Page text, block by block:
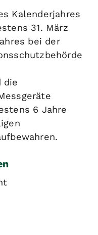
Kalenderjahres
31. März
bei der
die
6 Jahre